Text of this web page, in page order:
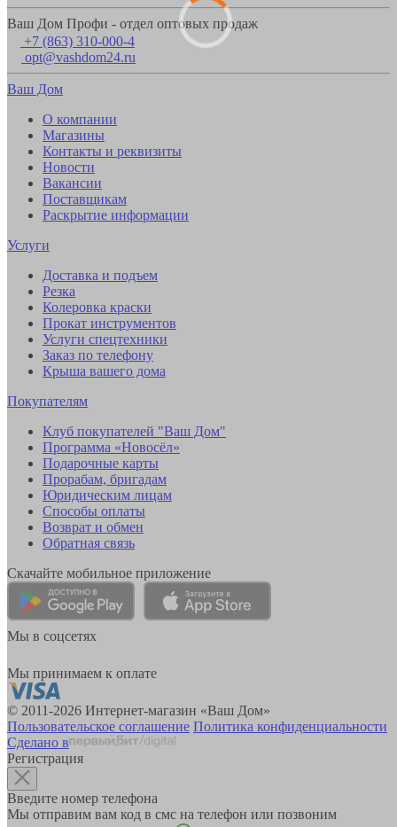
Ваш Дом Профи - отдел оптовых продаж
+7 (863) 310-000-4
opt@vashdom24.ru
Ваш Дом
О компании
Магазины
Контакты и реквизиты
Новости
Вакансии
Поставщикам
Раскрытие информации
Услуги
Доставка и подъем
Резка
Колеровка краски
Прокат инструментов
Услуги спецтехники
Заказ по телефону
Крыша вашего дома
Покупателям
Клуб покупателей "Ваш Дом"
Программа «Новосёл»
Подарочные карты
Прорабам, бригадам
Юридическим лицам
Способы оплаты
Возврат и обмен
Обратная связь
Скачайте мобильное приложение
Мы в соцсетях
Мы принимаем к оплате
© 2011-2026 Интернет-магазин «Ваш Дом»
Пользовательское соглашение Политика конфиденциальности
Сделано в
Регистрация
Введите номер телефона
Мы отправим вам код в смс на телефон или позвоним